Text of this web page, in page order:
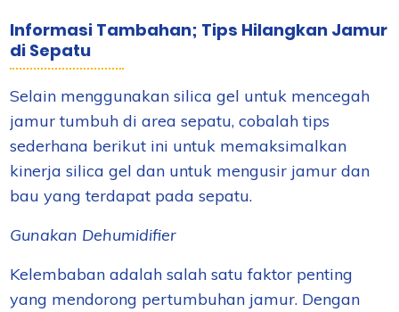
Informasi Tambahan; Tips Hilangkan Jamur
di Sepatu
Selain menggunakan silica gel untuk mencegah
jamur tumbuh di area sepatu, cobalah tips
sederhana berikut ini untuk memaksimalkan
kinerja silica gel dan untuk mengusir jamur dan
bau yang terdapat pada sepatu.
Gunakan Dehumidifier
Kelembaban adalah salah satu faktor penting
yang mendorong pertumbuhan jamur. Dengan